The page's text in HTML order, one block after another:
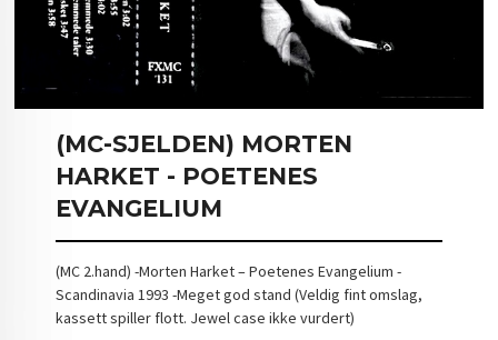
(MC-SJELDEN) MORTEN
HARKET - POETENES
EVANGELIUM
(MC 2.hand) -Morten Harket – Poetenes Evangelium -
Scandinavia 1993 -Meget god stand (Veldig fint omslag,
kassett spiller flott. Jewel case ikke vurdert)